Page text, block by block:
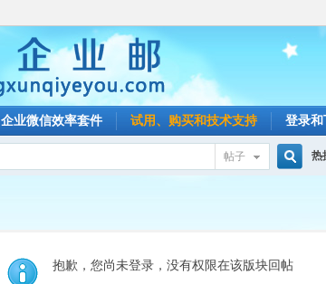
企业微信效率套件 试用、购买和技术支持 登录和
帖子
索
热
抱歉，您尚未登录，没有权限在该版块回帖